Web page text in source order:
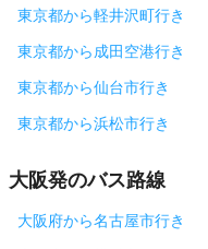
東京都から軽井沢町行き
東京都から成田空港行き
東京都から仙台市行き
東京都から浜松市行き
大阪発のバス路線
大阪府から名古屋市行き